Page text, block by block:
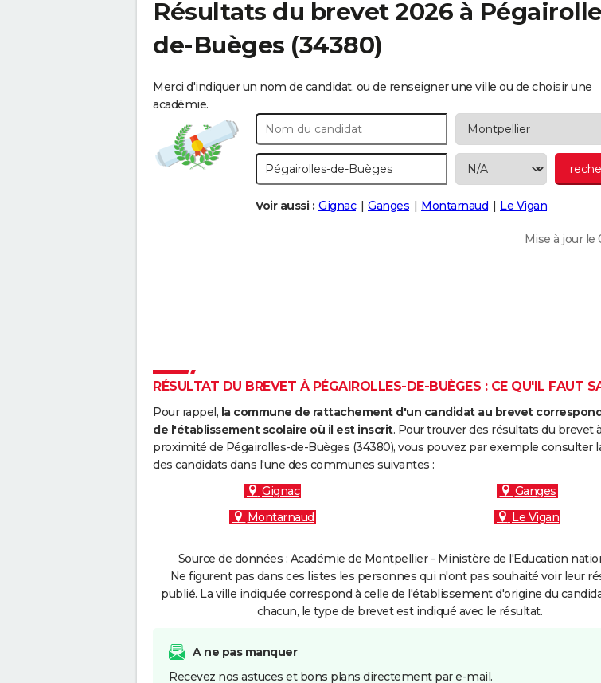
Résultats du brevet 2026 à
de-Buèges (34380)
Merci d'indiquer un nom de candidat, ou de renseigner une ville ou de choisir une
académie.
Voir aussi : Gignac Ganges Montarnaud Le Vigan
Mise à jour le
RÉSULTAT DU BREVET À PÉGAIROLLES-DE-BUÈGES : CE QU'IL FAUT
Pour rappel, la commune de rattachement d'un candidat au brevet
de l'établissement scolaire où il est inscrit. Pour trouver des résultats du brevet à
proximité de Pégairolles-de-Buèges (34380), vous pouvez par exemple consulter
des candidats dans l'une des communes suivantes :
Gignac
Ganges
Montarnaud
Le Vigan
Source de données : Académie de Montpellier - Ministère de l'Education
Ne figurent pas dans ces listes les personnes qui n'ont pas souhaité voir leur
publié. La ville indiquée correspond à celle de l'établissement d'origine du
chacun, le type de brevet est indiqué avec le résultat.
A ne pas manquer
Recevez nos astuces et bons plans directement par e-mail.